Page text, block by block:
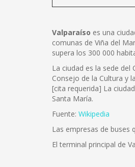
Valparaíso es una
comunas de Viña del
supera los 300 000
La ciudad es la sede
Consejo de la Cultura y
[cita requerida] La
Santa María.
Fuente: Wikipedia
Las empresas de buses
El terminal principal de